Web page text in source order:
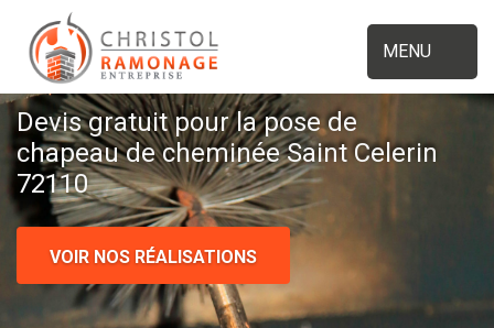
MENU
Devis gratuit pour la pose de
chapeau de cheminée Saint Celerin
72110
VOIR NOS RÉALISATIONS